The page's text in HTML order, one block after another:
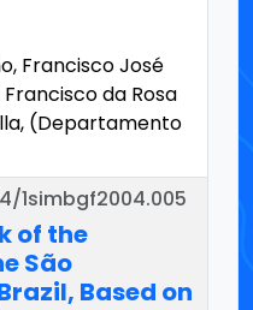
Francisco José
da Rosa
(Departamento
1simbgf2004.005
of the
São
Based on